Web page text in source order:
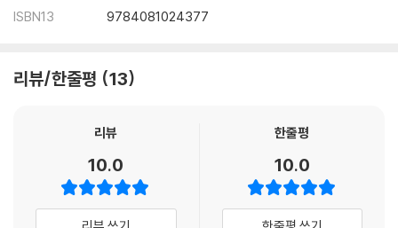
ISBN13
9784081024377
리뷰/한줄평 13
리뷰
10.0
한줄평
10.0